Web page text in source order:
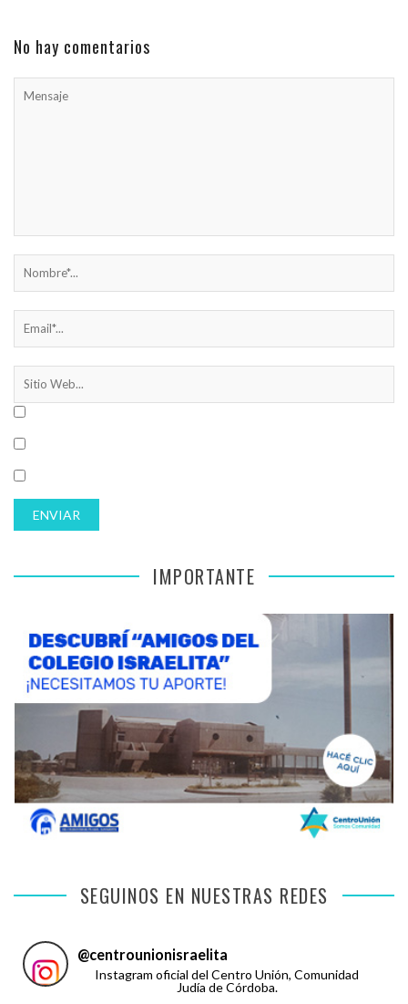
No hay comentarios
IMPORTANTE
SEGUINOS EN NUESTRAS REDES
@centrounionisraelita
Instagram oficial del Centro Unión, Comunidad
Judía de Córdoba.